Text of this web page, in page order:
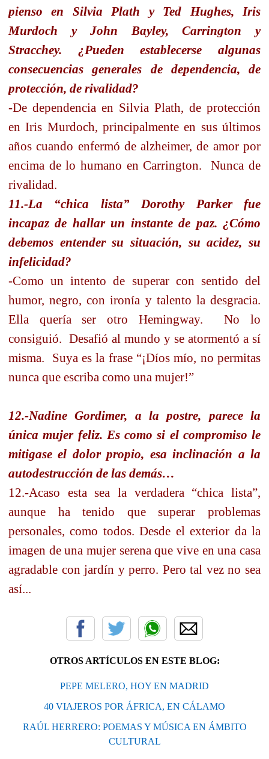
pienso en Silvia Plath y Ted Hughes, Iris
Murdoch y John Bayley, Carrington y
Stracchey. ¿Pueden establecerse algunas
consecuencias generales de dependencia, de
protección, de rivalidad?
-De dependencia en Silvia Plath, de protección
en Iris Murdoch, principalmente en sus últimos
años cuando enfermó de alzheimer, de amor por
encima de lo humano en Carrington.
Nunca de
rivalidad.
11.-La “chica lista” Dorothy Parker fue
incapaz de hallar un instante de paz. ¿Cómo
debemos entender su situación, su acidez, su
infelicidad?
-Como un intento de superar con sentido del
humor, negro, con ironía y talento la desgracia.
Ella quería ser otro Hemingway.
No lo
consiguió. Desafió al mundo y se atormentó a sí
misma.
Suya es la frase “¡Díos mío, no permitas
nunca que escriba como una mujer!”
12.-Nadine Gordimer, a la postre, parece la
única mujer feliz. Es como si el compromiso le
mitigase el dolor propio, esa inclinación a la
autodestrucción de las demás…
12.-Acaso esta sea la verdadera “chica lista”,
aunque ha tenido que superar problemas
personales, como todos. Desde el exterior da la
imagen de una mujer serena que vive en una casa
agradable con jardín y perro. Pero tal vez no sea
así...
OTROS ARTÍCULOS EN ESTE BLOG:
PEPE MELERO, HOY EN MADRID
40 VIAJEROS POR ÁFRICA, EN CÁLAMO
RAÚL HERRERO: POEMAS Y MÚSICA EN ÁMBITO
CULTURAL